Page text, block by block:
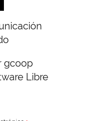
gcoop
Libre